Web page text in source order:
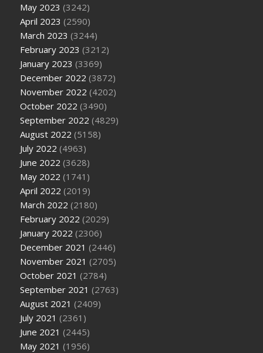
May 2023 (3242)
April 2023 (2590)
March 2023 (3244)
February 2023 (3212)
January 2023 (3369)
December 2022 (3872)
November 2022 (4202)
October 2022 (3490)
September 2022 (4829)
August 2022 (5158)
July 2022 (4963)
June 2022 (3628)
May 2022 (1741)
April 2022 (2019)
March 2022 (2180)
February 2022 (2029)
January 2022 (2306)
December 2021 (2446)
November 2021 (2705)
October 2021 (2784)
September 2021 (2763)
August 2021 (2409)
July 2021 (2361)
June 2021 (2445)
May 2021 (1956)